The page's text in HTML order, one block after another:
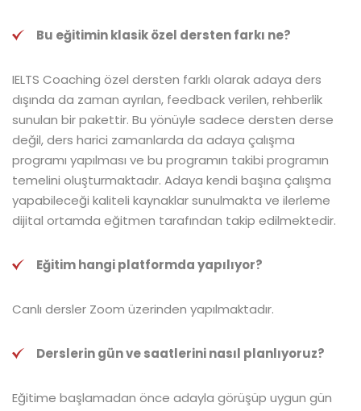
Bu eğitimin klasik özel dersten farkı ne?
IELTS Coaching özel dersten farklı olarak adaya ders
dışında da zaman ayrılan, feedback verilen, rehberlik
sunulan bir pakettir. Bu yönüyle sadece dersten derse
değil, ders harici zamanlarda da adaya çalışma
programı yapılması ve bu programın takibi programın
temelini oluşturmaktadır. Adaya kendi başına çalışma
yapabileceği kaliteli kaynaklar sunulmakta ve ilerleme
dijital ortamda eğitmen tarafından takip edilmektedir.
Eğitim hangi platformda yapılıyor?
Canlı dersler Zoom üzerinden yapılmaktadır.
Derslerin gün ve saatlerini nasıl planlıyoruz?
Eğitime başlamadan önce adayla görüşüp uygun gün